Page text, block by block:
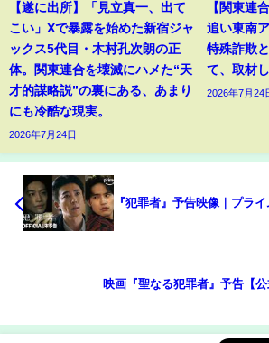
【遂に出所】「見立真一、出て
こい」Xで暴露を始めた新宿ジャ
ックス5代目・木村孔次朗の正
体。関東連合を壊滅にハメた“天
才的謀略説”の裏にある、あまり
にも冷酷な現実。
2026年7月24日
【関東連
追い東南
特殊詐欺
て、取材
2026年7月24
『犯罪者』予告映像｜プラ
映画『聖なる犯罪者』予告【公